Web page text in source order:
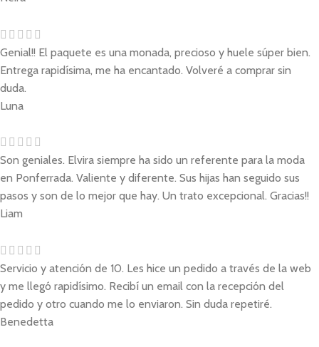
Genial!! El paquete es una monada, precioso y huele súper bien.
Entrega rapidísima, me ha encantado. Volveré a comprar sin
duda.
Luna
Son geniales. Elvira siempre ha sido un referente para la moda
en Ponferrada. Valiente y diferente. Sus hijas han seguido sus
pasos y son de lo mejor que hay. Un trato excepcional. Gracias!!
Liam
Servicio y atención de 10. Les hice un pedido a través de la web
y me llegó rapidísimo. Recibí un email con la recepción del
pedido y otro cuando me lo enviaron. Sin duda repetiré.
Benedetta